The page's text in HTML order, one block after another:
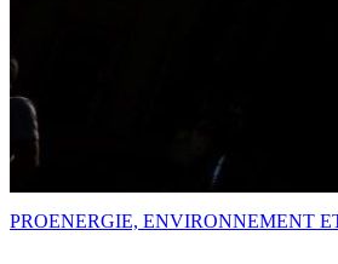
PROENERGIE, ENVIRONNEMENT